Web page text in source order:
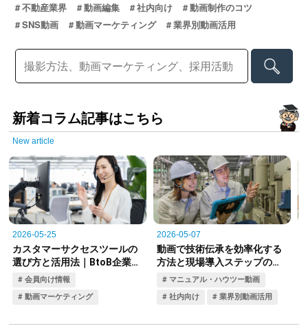
不動産業界
動画編集 社内向け
動画制作のコツ
SNS動画
動画マーケティング 業界別動画活用
新着コラム記事はこちら
New article